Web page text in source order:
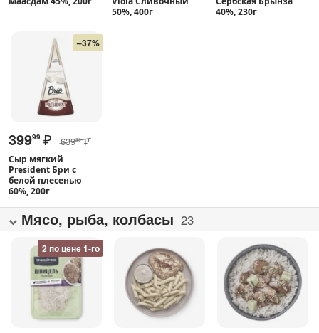
50%, 400г
40%, 230г
–37%
39999 ₽ 63999 ₽
Сыр мягкий
President Бри с
белой плесенью
60%, 200г
Мясо, рыба, колбасы 23
2 по цене 1-го